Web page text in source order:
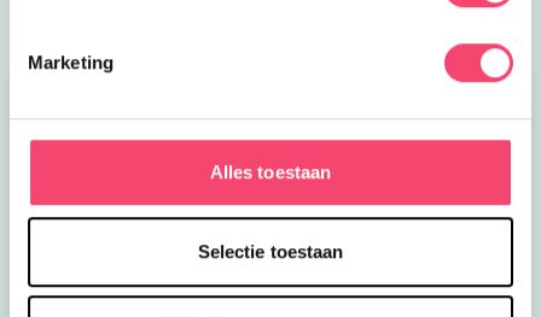
Marketing
Alles toestaan
Selectie toestaan
Kroon op de taart bij
CODA
zomerboeken voor
kinderen!